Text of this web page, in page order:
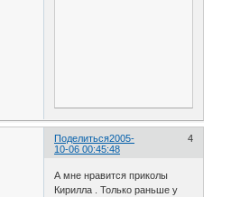
Поделиться 4
2005-
10-06 00:45:48
А мне нравится приколы
Кирилла . Только раньше у